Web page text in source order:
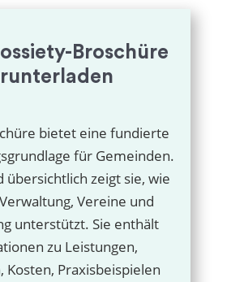
Broschüre
bietet eine fundierte
für Gemeinden.
übersichtlich zeigt sie, wie
Vereine und
unterstützt. Sie enthält
zu Leistungen,
Kosten, Praxisbeispielen